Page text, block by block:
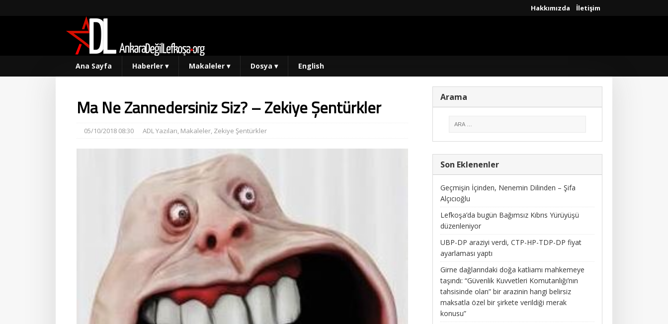
Hakkımızda İletişim
Ana Sayfa Haberler ▾ Makaleler ▾ Dosya ▾ English
Ma Ne Zannedersiniz Siz? – Zekiye Şentürkler
05/10/2018 08:30 ADL Yazıları, Makaleler, Zekiye Şentürkler
Arama
Son Eklenenler
Geçmişin İçinden, Nenemin Dilinden – Şifa
Alçıcıoğlu
Lefkoşa’da bugün Bağımsız Kıbrıs Yürüyüşü
düzenleniyor
UBP-DP araziyi verdi, CTP-HP-TDP-DP fiyat
ayarlaması yaptı
Girne dağlarındaki doğa katliamı mahkemeye
taşındı: “Güvenlik Kuvvetleri Komutanlığı’nın
tahsisinde olan” bir arazinin hangi belirsiz
maksatla özel bir şirkete verildiği merak
konusu”